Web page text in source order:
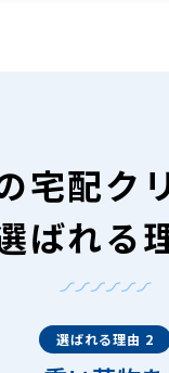
宅配ク
ばれる
選ばれる理由 2